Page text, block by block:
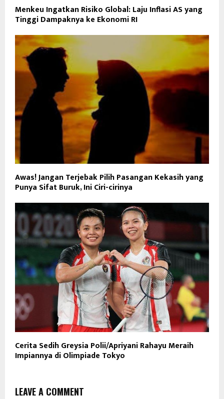
Menkeu Ingatkan Risiko Global: Laju Inflasi AS yang
Tinggi Dampaknya ke Ekonomi RI
Awas! Jangan Terjebak Pilih Pasangan Kekasih yang
Punya Sifat Buruk, Ini Ciri-cirinya
Cerita Sedih Greysia Polii/Apriyani Rahayu Meraih
Impiannya di Olimpiade Tokyo
LEAVE A COMMENT